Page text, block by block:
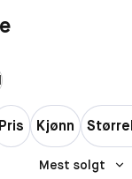
Pris Kjønn
Mest solgt